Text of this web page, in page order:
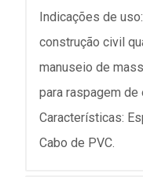
Indicações de
construção civil
manuseio de
para raspagem
Características:
Cabo de PVC.